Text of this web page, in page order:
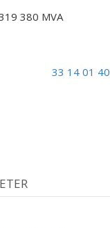
380 MVA
33 14 01 40